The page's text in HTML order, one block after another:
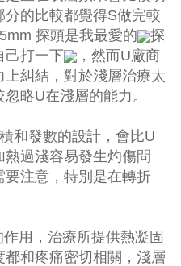
的比較都覺得S做完較
探頭是我最愛的
探
己打一下
，然而U廠商
糾結，對於淺層治療太
略U在淺層的能力。
和發數的設計，會比U
過淺容易發生灼傷問
注意，特別是在轉折
用，治療所提供熱凝固
和疼痛密切相關，淺層